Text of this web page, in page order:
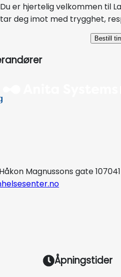
Du er hjertelig velkommen til
tar deg imot med trygghet,
Bestill
Magnussons gate 10
Åpningstider